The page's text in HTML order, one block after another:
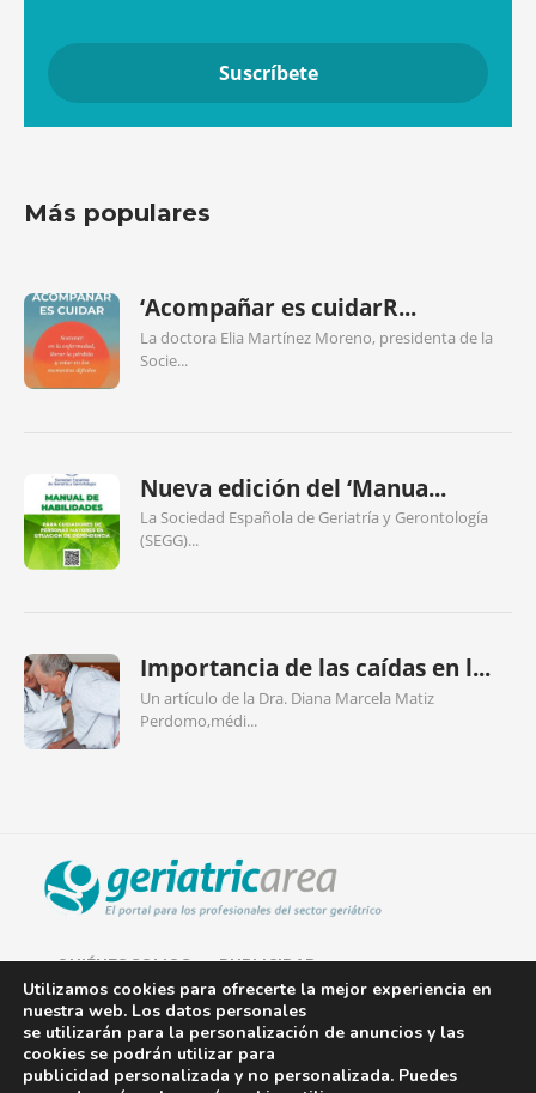
Más populares
‘Acompañar es cuidarR...
La doctora Elia Martínez Moreno, presidenta de la
Socie...
Nueva edición del ‘Manua...
La Sociedad Española de Geriatría y Gerontología
(SEGG)...
Importancia de las caídas en l...
Un artículo de la Dra. Diana Marcela Matiz
Perdomo,médi...
QUIÉNES SOMOS PUBLICIDAD
AVISO LEGAL
POLÍTICA DE COOKIES
Utilizamos cookies para ofrecerte la mejor experiencia en
nuestra web. Los datos personales
se utilizarán para la personalización de anuncios y las
cookies se podrán utilizar para
publicidad personalizada y no personalizada. Puedes